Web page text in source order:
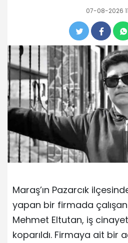
07-08-2026
Maraş’ın Pazarcık
yapan bir firmada çalışan
Mehmet Eltutan, iş
koparıldı. Firmaya ait bir